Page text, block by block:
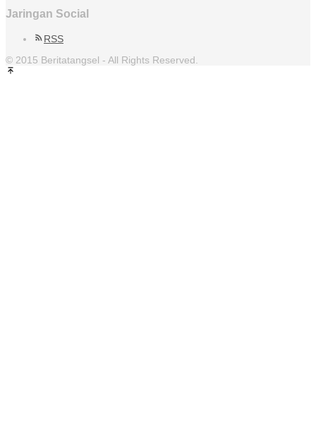
Jaringan Social
RSS
© 2015 Beritatangsel - All Rights Reserved.